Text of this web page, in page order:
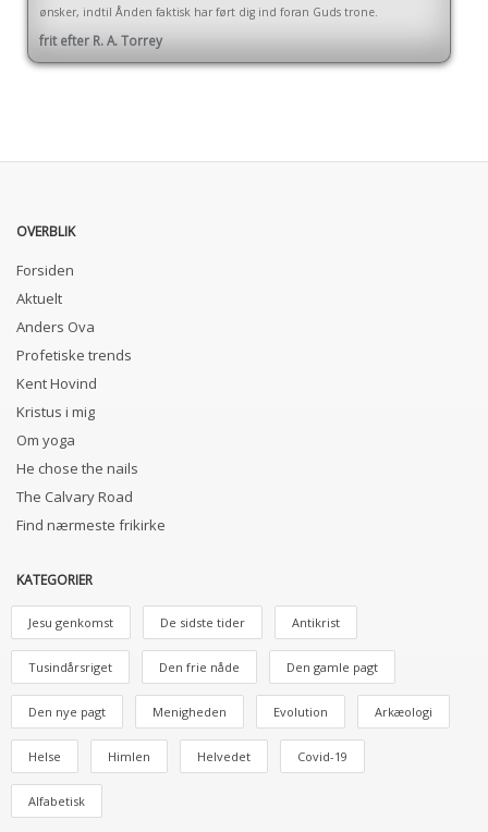
ønsker, indtil Ånden faktisk har ført dig ind foran Guds trone.
frit efter R. A. Torrey
OVERBLIK
Forsiden
Aktuelt
Anders Ova
Profetiske trends
Kent Hovind
Kristus i mig
Om yoga
He chose the nails
The Calvary Road
Find nærmeste frikirke
KATEGORIER
Jesu genkomst De sidste tider Antikrist
Tusindårsriget Den frie nåde Den gamle pagt
Den nye pagt Menigheden Evolution Arkæologi
Helse Himlen Helvedet Covid-19
Alfabetisk